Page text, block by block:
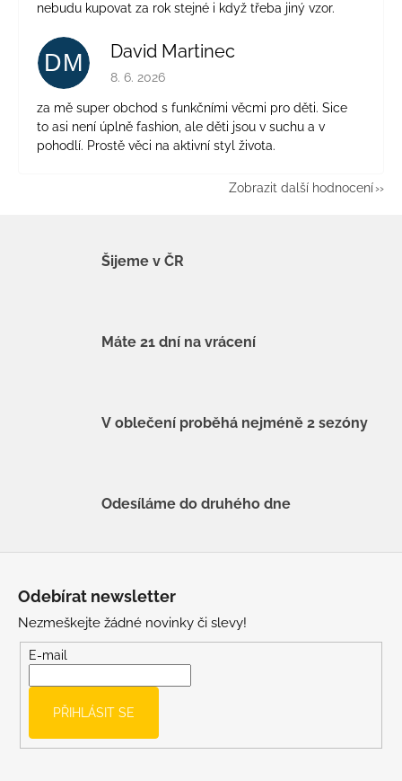
nebudu kupovat za rok stejné i když třeba jiný vzor.
DM David Martinec
Hodnocení obchodu je 5 z 5 hvězdiček.
8. 6. 2026
za mě super obchod s funkčními věcmi pro děti. Sice
to asi není úplně fashion, ale děti jsou v suchu a v
pohodlí. Prostě věci na aktivní styl života.
Zobrazit další hodnocení
Šijeme v ČR
Máte 21 dní na vrácení
V oblečení proběhá nejméně 2 sezóny
Odesíláme do druhého dne
Odebírat newsletter
Nezmeškejte žádné novinky či slevy!
E-mail
PŘIHLÁSIT SE